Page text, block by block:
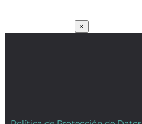
×